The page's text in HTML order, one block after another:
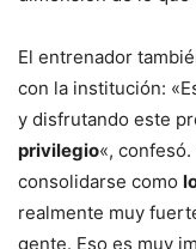
El entrenador
con la institución:
y disfrutando este
privilegio«,
consolidarse como
realmente muy
gente. Eso es muy